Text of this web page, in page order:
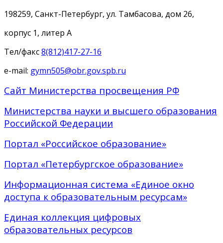
198259, Санкт-Петербург, ул. Тамбасова, дом 26,
корпус 1, литер А
Тел/факс8(812)417-27-16
e-mail: gymn505@obr.gov.spb.ru
Сайт Министерства просвещения РФ
Министерства науки и высшего образования
Российской Федерации
Портал «Российское образование»
Портал «Петербургское образование»
Информационная система «Единое окно
доступа к образовательным ресурсам»
Единая коллекция цифровых
образовательных ресурсов